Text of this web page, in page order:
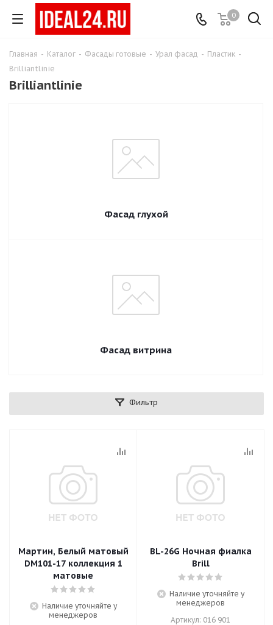
0
Главная - Каталог - Фасады готовые - Урал фасад - Пластик -
Brilliantlinie
Brilliantlinie
Фасад глухой
Фасад витрина
Фильтр
Мартин, Белый матовый
DM101-17 коллекция 1
матовые
Наличие уточняйте у
менеджеров
BL-26G Ночная фиалка
Brill
Наличие уточняйте у
менеджеров
Артикул: 016 901